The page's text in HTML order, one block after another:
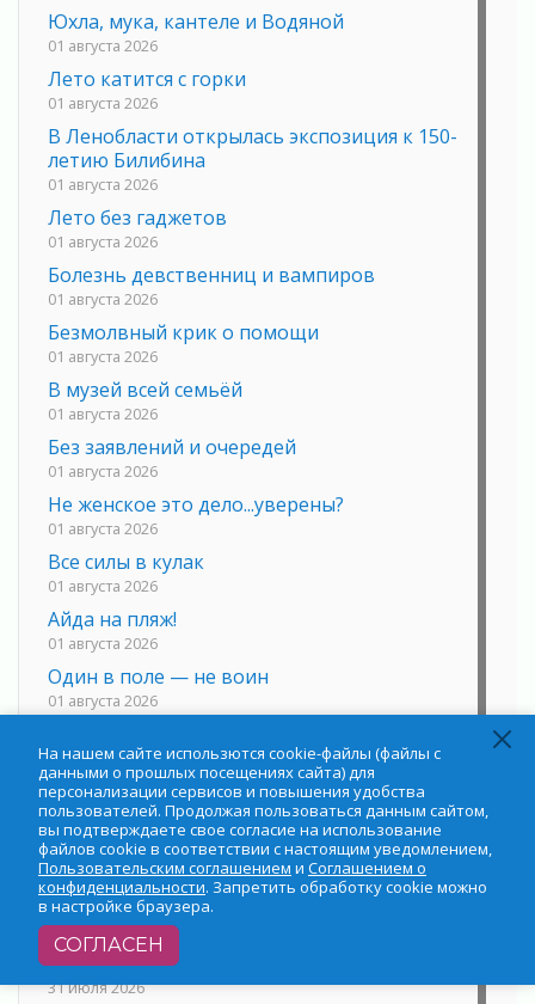
Юхла, мука, кантеле и Водяной
01 августа 2026
Лето катится с горки
01 августа 2026
В Ленобласти открылась экспозиция к 150-
летию Билибина
01 августа 2026
Лето без гаджетов
01 августа 2026
Болезнь девственниц и вампиров
01 августа 2026
Безмолвный крик о помощи
01 августа 2026
В музей всей семьёй
01 августа 2026
Без заявлений и очередей
01 августа 2026
Не женское это дело...уверены?
01 августа 2026
Все силы в кулак
01 августа 2026
Айда на пляж!
01 августа 2026
Один в поле — не воин
01 августа 2026
31 июля 2026
О мужестве, долге и стойкости
31 июля 2026
Ленинградцы — бойцам «Барс-Ленинградец»
31 июля 2026
Маршрутами будущего — к заветной цели
31 июля 2026
«Корвет» на страже
31 июля 2026
На нашем сайте использются cookie-файлы (файлы с
данными о прошлых посещениях сайта) для
персонализации сервисов и повышения удобства
пользователей. Продолжая пользоваться данным сайтом,
вы подтверждаете свое согласие на использование
файлов cookie в соответствии с настоящим уведомлением,
Пользовательским соглашением и Соглашением о
конфиденциальности. Запретить обработку cookie можно
в настройке браузера.
СОГЛАСЕН